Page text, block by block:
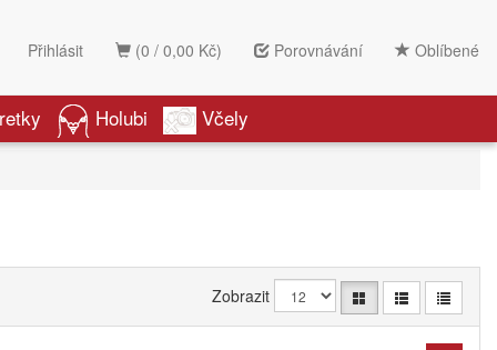
(0 / 0,00 Kč) Porovnávání Oblíbené
Přihlásit
Holubi Včely
Zobrazit